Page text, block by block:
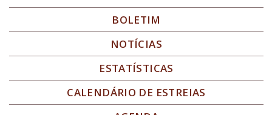
BOLETIM
NOTÍCIAS
ESTATÍSTICAS
CALENDÁRIO DE ESTREIAS